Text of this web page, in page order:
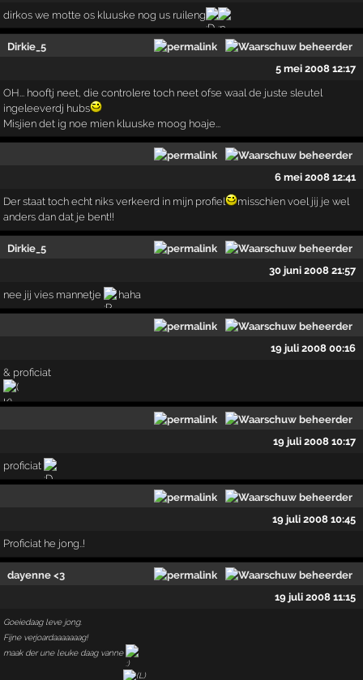
dirkos we motte os kluuske nog us ruileng
Dirkie_5
5 mei 2008 12:17
OH... hooftj neet, die controlere toch neet ofse waal de juste sleutel
ingeleeverdj hubs
Misjien det ig noe mien kluuske moog hoaje...
6 mei 2008 12:41
Der staat toch echt niks verkeerd in mijn profiel
misschien voel jij je wel
anders dan dat je bent!!
Dirkie_5
30 juni 2008 21:57
nee jij vies mannetje haha
19 juli 2008 00:16
& proficiat
19 juli 2008 10:17
proficiat
19 juli 2008 10:45
Proficiat he jong..!
dayenne <3
19 juli 2008 11:15
Goeiedaag leve jong.
Fijne verjoardaaaaaaag!
maak der une leuke daag vanne